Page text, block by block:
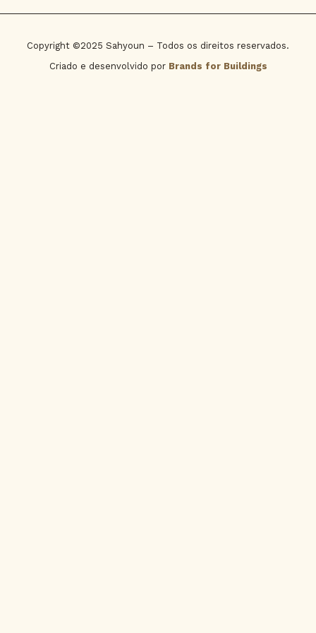
Copyright ©2025 Sahyoun – Todos os direitos reservados.
Criado e desenvolvido por Brands for Buildings